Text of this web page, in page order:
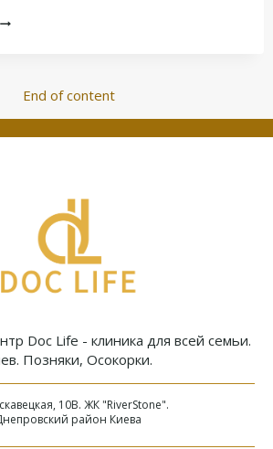
ВИДЕОКОЛЬПОСКОПИЯ
End of content
Doc Life - клиника для всей семьи.
Позняки, Осокорки.
10В. ЖК "RiverStone".
район Киева